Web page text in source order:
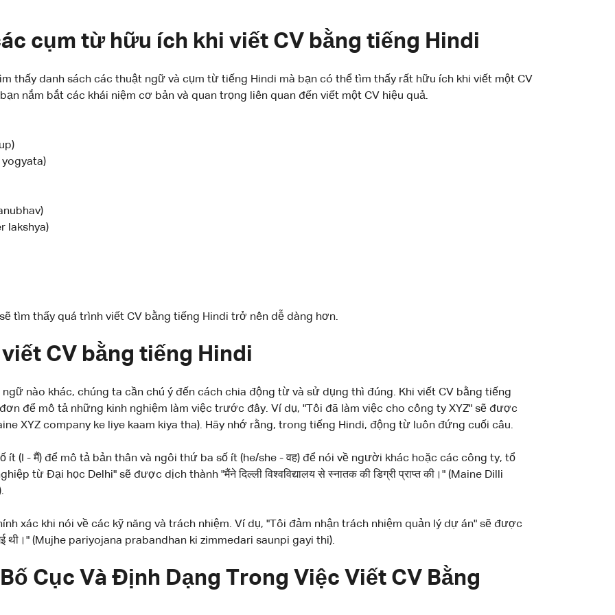
cụm từ hữu ích khi viết CV bằng tiếng Hindi
thấy danh sách các thuật ngữ và cụm từ tiếng Hindi mà bạn có thể tìm thấy rất hữu ích khi viết một CV
nắm bắt các khái niệm cơ bản và quan trọng liên quan đến viết một CV hiệu quả.
yogyata)
lakshya)
tìm thấy quá trình viết CV bằng tiếng Hindi trở nên dễ dàng hơn.
CV bằng tiếng Hindi
nào khác, chúng ta cần chú ý đến cách chia động từ và sử dụng thì đúng. Khi viết CV bằng tiếng
để mô tả những kinh nghiệm làm việc trước đây. Ví dụ, "Tôi đã làm việc cho công ty XYZ" sẽ được
XYZ company ke liye kaam kiya tha). Hãy nhớ rằng, trong tiếng Hindi, động từ luôn đứng cuối câu.
ít (I - मैं) để mô tả bản thân và ngôi thứ ba số ít (he/she - वह) để nói về người khác hoặc các công ty, tổ
từ Đại học Delhi" sẽ được dịch thành "मैंने दिल्ली विश्वविद्यालय से स्नातक की डिग्री प्राप्त की।" (Maine Dilli
xác khi nói về các kỹ năng và trách nhiệm. Ví dụ, "Tôi đảm nhận trách nhiệm quản lý dự án" sẽ được
गई थी।" (Mujhe pariyojana prabandhan ki zimmedari saunpi gayi thi).
Cục Và Định Dạng Trong Việc Viết CV Bằng